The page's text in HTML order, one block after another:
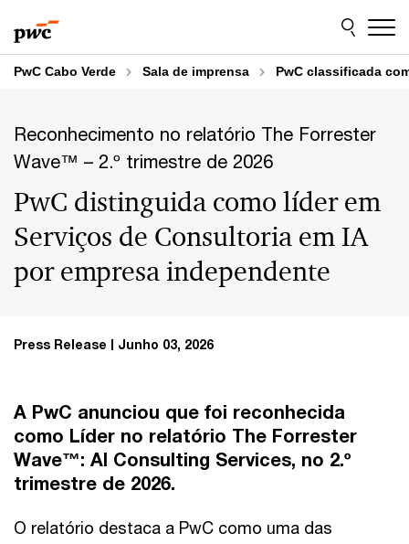
to
content
to
footer
PwC Cabo Verde Sala de imprensa PwC classificada
Reconhecimento no relatório The Forrester
Wave™ – 2.º trimestre de 2026
PwC distinguida como líder em
Serviços de Consultoria em IA
por empresa independente
Press Release Junho 03, 2026
A PwC anunciou que foi reconhecida
como Líder no relatório The Forrester
Wave™: AI Consulting Services, no 2.º
trimestre de 2026.
O relatório destaca a PwC como uma das